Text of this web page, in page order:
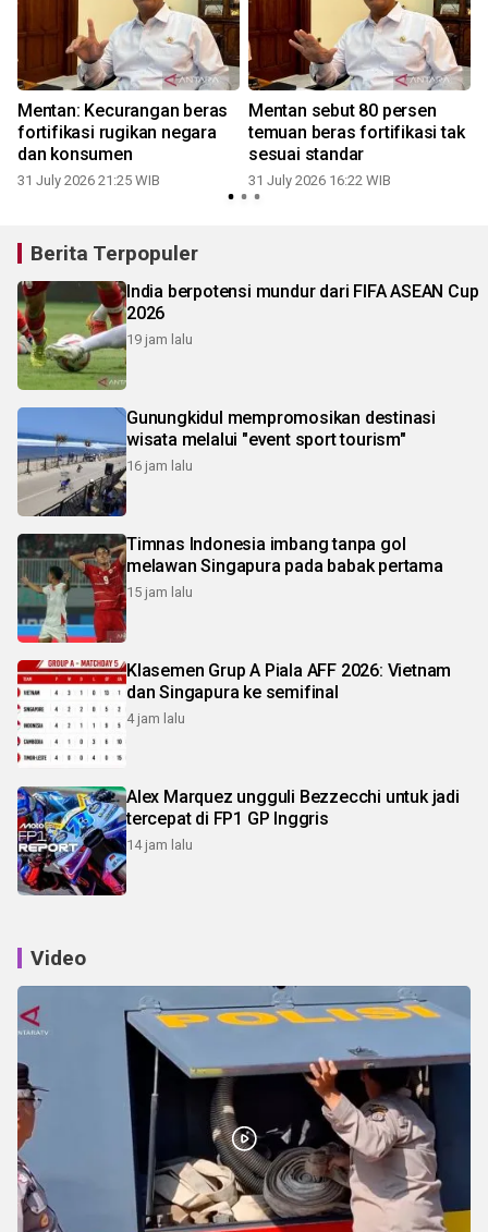
Mentan: Kecurangan beras
fortifikasi rugikan negara
dan konsumen
31 July 2026 21:25 WIB
Mentan sebut 80 persen
temuan beras fortifikasi tak
sesuai standar
31 July 2026 16:22 WIB
Berita Terpopuler
India berpotensi mundur dari FIFA ASEAN Cup
2026
19 jam lalu
Gunungkidul mempromosikan destinasi
wisata melalui "event sport tourism"
16 jam lalu
Timnas Indonesia imbang tanpa gol
melawan Singapura pada babak pertama
15 jam lalu
Klasemen Grup A Piala AFF 2026: Vietnam
dan Singapura ke semifinal
4 jam lalu
Alex Marquez ungguli Bezzecchi untuk jadi
tercepat di FP1 GP Inggris
14 jam lalu
Video